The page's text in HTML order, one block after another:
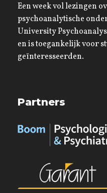
Een week vol lezingen
psychoanalytische
University
en is toegankelijk voor
geïnteresseerden.
Partners